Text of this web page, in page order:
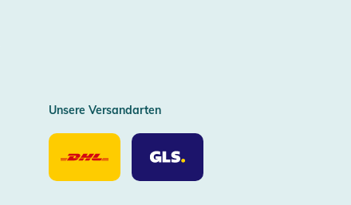
Unsere Versandarten
Unsere
Versandarten
DHL
Unsere
Versandarten
GLS